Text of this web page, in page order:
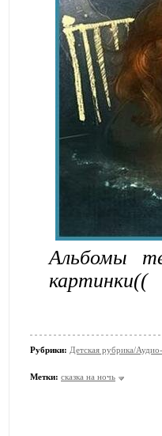
Альбомы
картинки((
Рубрики: Детская рубрика/
Метки: сказка на ночь